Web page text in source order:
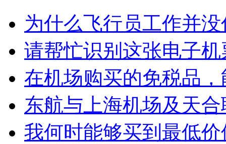
为什么飞行员工作并
请帮忙识别这张电子
在机场购买的免税品
东航与上海机场及天
我何时能够买到最低